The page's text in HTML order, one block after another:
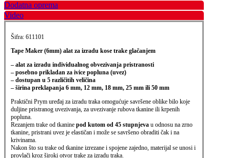
Dodatna oprema
Video
Šifra: 611101
Tape Maker (6mm) alat za izradu kose trake glačanjem
– alat za izradu individualnog obvezivanja pristranosti
– posebno prikladan za ivice popluna (uvez)
– dostupan u 5 različitih veličina
– širina preklapanja 6 mm, 12 mm, 18 mm, 25 mm ili 50 mm
Praktični Prym uređaj za izradu traka omogućuje savršene oblike bilo koje
duljine pristranog uvezivanja, za uvezivanje rubova tkanine ili krpenih
popluna.
Rezanjem trake od tkanine pod kutom od 45 stupnjeva u odnosu na zrno
tkanine, pristrani uvez je elastičan i može se savršeno obraditi čak i na
krivinama.
Nakon što su trake od tkanine izrezane i spojene zajedno, materijal se unosi i
provlači kroz široki otvor trake za izradu traka.